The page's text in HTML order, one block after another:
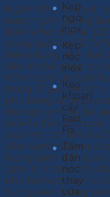
Kẹp
ngói
inox
Kẹp
nóc
inox
Keo
khoan
cấy
Fast
Fix
Tấm
dán
nóc
thay
vữa
Ngâm tẩm RHA với
nước ngầm (dùng
bởi Malhotra et al.
dung dịch FeCl3
thêm dung dịch
đến khi hỗn hợp có
Hỗn hợp bùn được
trong 12 giờ. RHA
phủ bằng sắt
thử nghiệm loại bỏ
As3+ là 250-300 ppb
qua một cột làm từ
đầu vào và đầu ra
lượng asen. Kết quả
gian 10 lít đầu tiên
như toàn bộ asen có
lượng asen trong